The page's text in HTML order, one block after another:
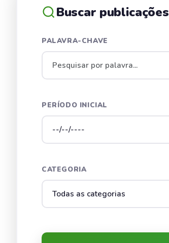
Buscar publicações
PALAVRA-CHAVE
PERÍODO INICIAL
CATEGORIA